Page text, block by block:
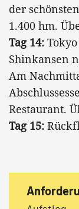
der
1.400 hm.
Tag 14:
Shinkansen
Am
Restaurant.
Tag 15: